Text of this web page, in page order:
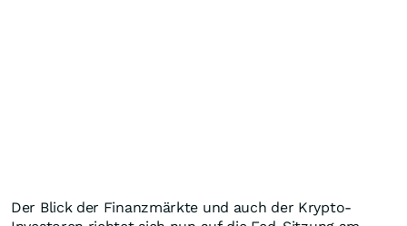
Der Blick der Finanzmärkte und auch der Krypto-